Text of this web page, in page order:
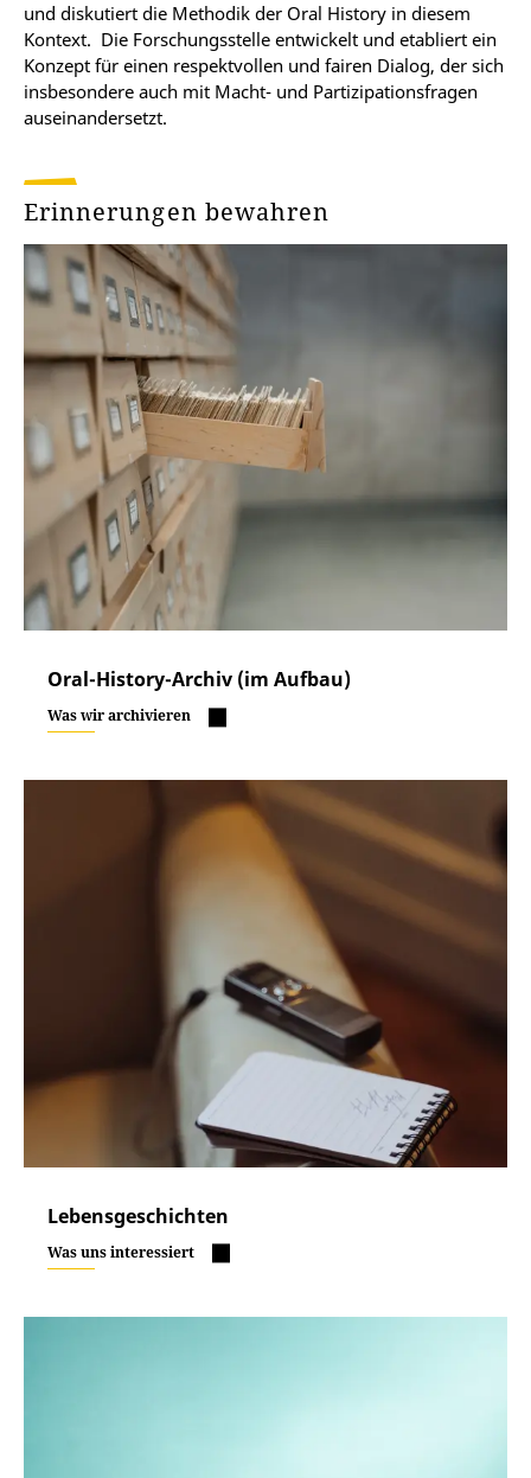
und diskutiert die Methodik der Oral History in diesem
Kontext. Die Forschungsstelle entwickelt und etabliert ein
Konzept für einen respektvollen und fairen Dialog, der sich
insbesondere auch mit Macht- und Partizipationsfragen
auseinandersetzt.
Erinnerungen bewahren
Oral-History-Archiv (im Aufbau)
Was wir archivieren
Lebensgeschichten
Was uns interessiert